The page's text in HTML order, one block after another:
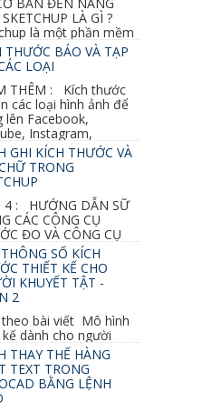
LÀ GÌ ?
là một phần mềm
dễ sữ...
THƯỚC BÁO VÀ TẠP
LOẠI
THÊM : Kích thước
các loại hình ảnh để
lên Facebook,
Instagram,
GHI KÍCH THƯỚC VÀ
TRONG
4 : HƯỚNG DẪN SỮ
CÁC CÔNG CỤ
ĐO VÀ CÔNG CỤ
SKETCHUP Ở bài
SỐ KÍCH
THIẾT KẾ CHO
KHUYẾT TẬT -
2
theo bài viết Mô hình
dành cho người
ta cùng tìm hiểu
THAY THẾ HÀNG
TEXT TRONG
BẰNG LỆNH